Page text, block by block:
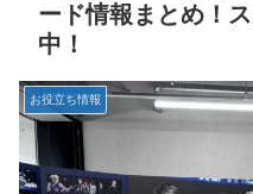
ード情報まとめ！
中！
お役立ち情報